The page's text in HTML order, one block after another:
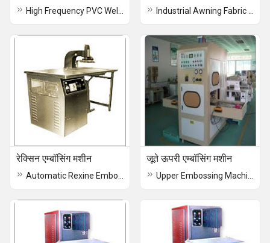
रेक्सिन एम्बॉसिंग मशीन जूते ऊपरी एम्बॉसिंग मशीन